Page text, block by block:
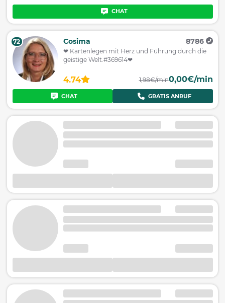
CHAT
72 Cosima 8786
❤ Kartenlegen mit Herz und Führung durch die
geistige Welt.#369614❤
4.74 1,98€/min0,00€/min
CHAT GRATIS ANRUF